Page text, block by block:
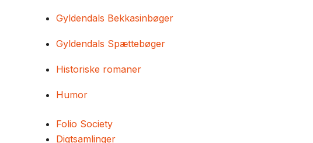
Gyldendals Bekkasinbøger
Gyldendals Spættebøger
Historiske romaner
Humor
Folio Society
Digtsamlinger